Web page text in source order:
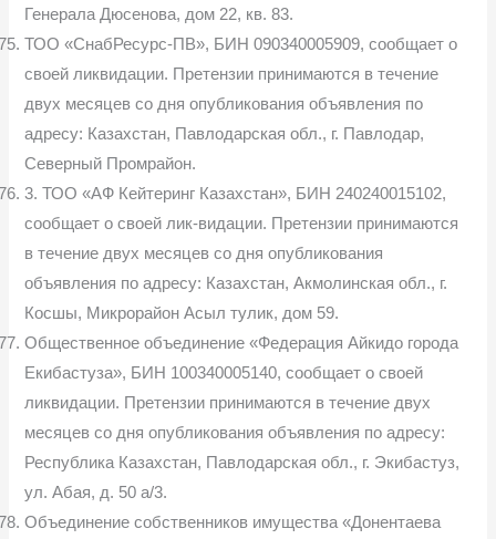
Генерала Дюсенова, дом 22, кв. 83.
ТОО «СнабРесурс-ПВ», БИН 090340005909, сообщает о
своей ликвидации. Претензии принимаются в течение
двух месяцев со дня опубликования объявления по
адресу: Казахстан, Павлодарская обл., г. Павлодар,
Северный Промрайон.
3. ТОО «АФ Кейтеринг Казахстан», БИН 240240015102,
сообщает о своей лик-видации. Претензии принимаются
в течение двух месяцев со дня опубликования
объявления по адресу: Казахстан, Акмолинская обл., г.
Косшы, Микрорайон Асыл тулик, дом 59.
Общественное объединение «Федерация Айкидо города
Екибастуза», БИН 100340005140, сообщает о своей
ликвидации. Претензии принимаются в течение двух
месяцев со дня опубликования объявления по адресу:
Республика Казахстан, Павлодарская обл., г. Экибастуз,
ул. Абая, д. 50 а/3.
Объединение собственников имущества «Донентаева